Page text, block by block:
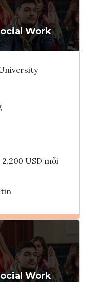
Interlink
Work
USD mỗi
Interlink
Work